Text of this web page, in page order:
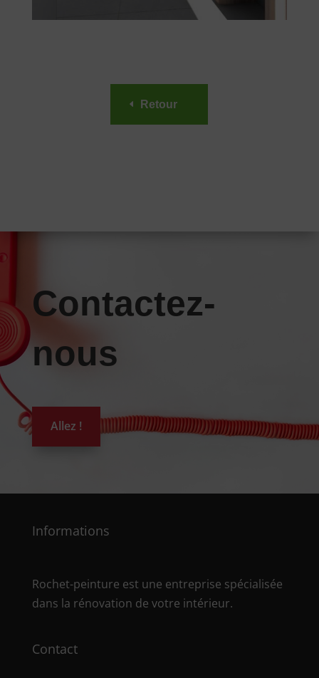
Retour
Contactez-
nous
Allez !
Informations
Rochet-peinture est une entreprise spécialisée
dans la rénovation de votre intérieur.
Contact